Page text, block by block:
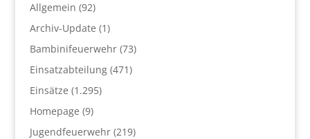
Allgemein (92)
Archiv-Update (1)
Bambinifeuerwehr(73)
Einsatzabteilung(471)
Einsätze (1.295)
Homepage (9)
Jugendfeuerwehr(219)